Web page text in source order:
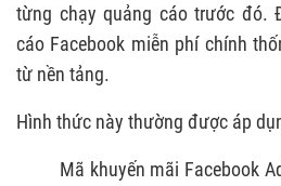
từng chạy quảng cáo trước đó.
cáo Facebook miễn phí chính
từ nền tảng.
Hình thức này thường được áp
Mã khuyến mãi Facebook